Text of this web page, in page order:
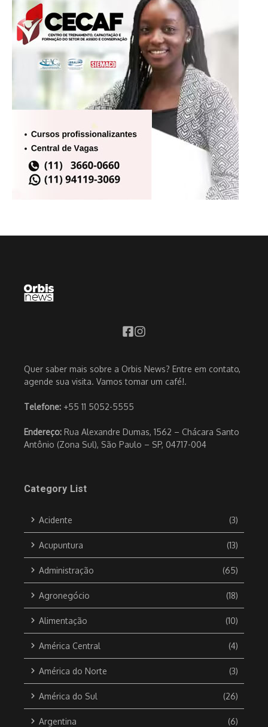
Quer saber mais sobre a Orbis News? Entre em contato,
agende sua visita. Vamos tomar um café!.
Telefone: +55 11 5052-5555
Endereço: Rua Alexandre Dumas, 1562 – Chácara Santo
Antônio (Zona Sul), São Paulo – SP, 04717-004
Category List
Acidente (3)
Acupuntura (13)
Administração (65)
Agronegócio (18)
Alimentação (10)
América Central (4)
América do Norte (3)
América do Sul (26)
Argentina (6)